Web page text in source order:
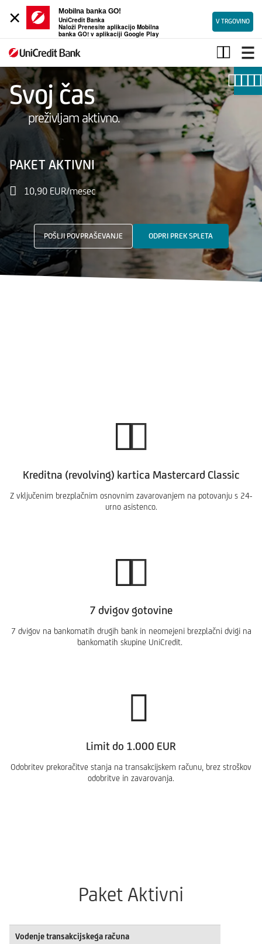
×
Mobilna banka GO!
UniCredit Banka
Naloži Prenesite aplikacijo Mobilna
banka GO! v aplikaciji Google Play
V TRGOVINO
Aktivni
paket
Svoj čas
preživljam aktivno.
račun,
ki
vključuje
najpomembnejše
storitve
PAKET AKTIVNI
10,90 EUR/mesec
POŠLJI POVPRAŠEVANJE ODPRI PREK SPLETA
Kreditna (revolving) kartica Mastercard Classic
Z vključenim brezplačnim osnovnim zavarovanjem na potovanju s 24-
urno asistenco.
7 dvigov gotovine
7 dvigov na bankomatih drugih bank in neomejeni brezplačni dvigi na
bankomatih skupine UniCredit.
Limit do 1.000 EUR
Odobritev prekoračitve stanja na transakcijskem računu, brez stroškov
odobritve in zavarovanja.
Paket Aktivni
Vodenje transakcijskega računa